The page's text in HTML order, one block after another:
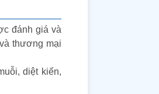
đánh giá và
thương mại
diệt kiến,